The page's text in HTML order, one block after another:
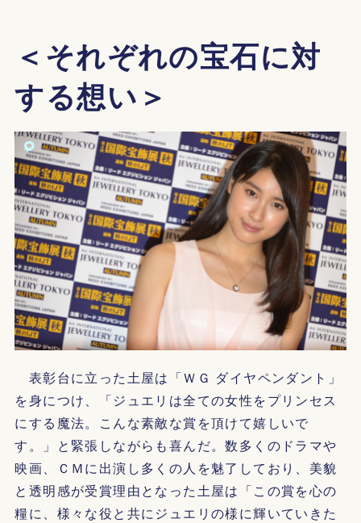
＜それぞれの宝石に対
する想い＞
表彰台に立った土屋は「ＷＧ ダイヤペンダント」
を身につけ、「ジュエリは全ての女性をプリンセス
にする魔法。こんな素敵な賞を頂けて嬉しいで
す。」と緊張しながらも喜んだ。数多くのドラマや
映画、ＣＭに出演し多くの人を魅了しており、美貌
と透明感が受賞理由となった土屋は「この賞を心の
糧に、様々な役と共にジュエリの様に輝いていきた